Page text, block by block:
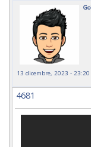
13 dicembre, 2023 - 23:20
4681